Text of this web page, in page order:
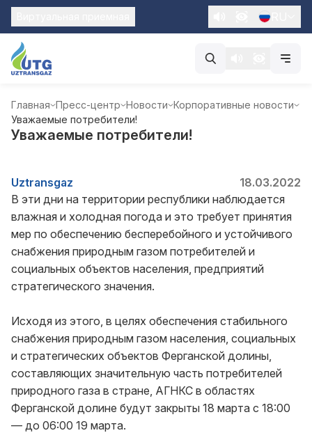
Главная Пресс-центр Новости Корпоративные новости
Уважаемые потребители!
Уважаемые потребители!
Uztransgaz
18.03.2022
В эти дни на территории республики наблюдается
влажная и холодная погода и это требует принятия
мер по обеспечению бесперебойного и устойчивого
снабжения природным газом потребителей и
социальных объектов населения, предприятий
стратегического значения.
Исходя из этого, в целях обеспечения стабильного
снабжения природным газом населения, социальных
и стратегических объектов Ферганской долины,
составляющих значительную часть потребителей
природного газа в стране, АГНКС в областях
Ферганской долине будут закрыты 18 марта с 18:00
— до 06:00 19 марта.